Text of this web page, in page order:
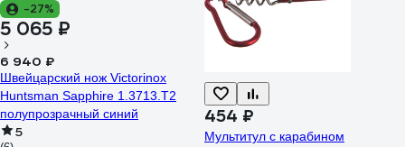
-27%
5 065 ₽
6 940 ₽
Швейцарский нож Victorinox
Huntsman Sapphire 1.3713.T2
полупрозрачный синий
5
454 ₽
Мультитул с карабином